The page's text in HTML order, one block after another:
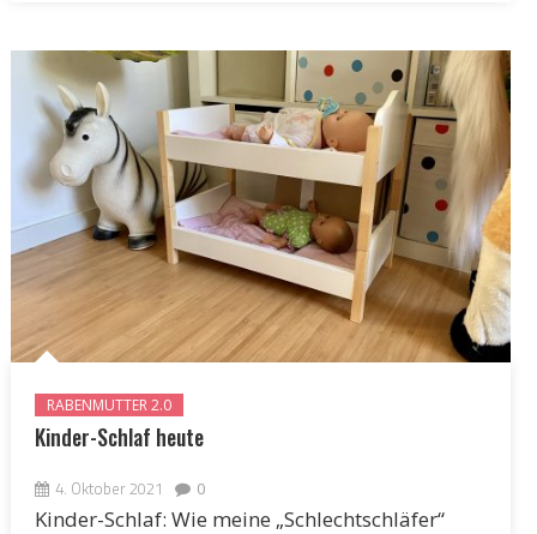
RABENMUTTER 2.0
Kinder-Schlaf heute
4. Oktober 2021 0
Kinder-Schlaf: Wie meine „Schlechtschläfer“